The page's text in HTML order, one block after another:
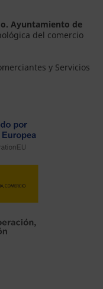
Ayuntamiento de
del comercio
y Servicios